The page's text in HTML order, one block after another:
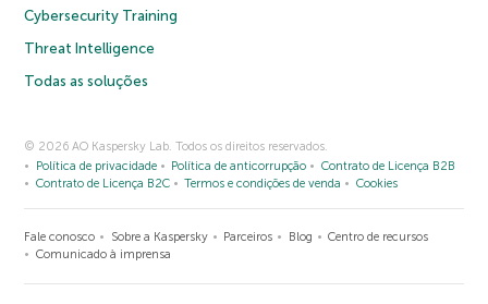
Cybersecurity Training
Threat Intelligence
Todas as soluções
© 2026 AO Kaspersky Lab. Todos os direitos reservados.
Política de privacidade
Política de anticorrupção
Contrato de Licença B2B
Contrato de Licença B2C
Termos e condições de venda Cookies
Fale conosco Sobre a Kaspersky Parceiros Blog
Centro de recursos
Comunicado à imprensa